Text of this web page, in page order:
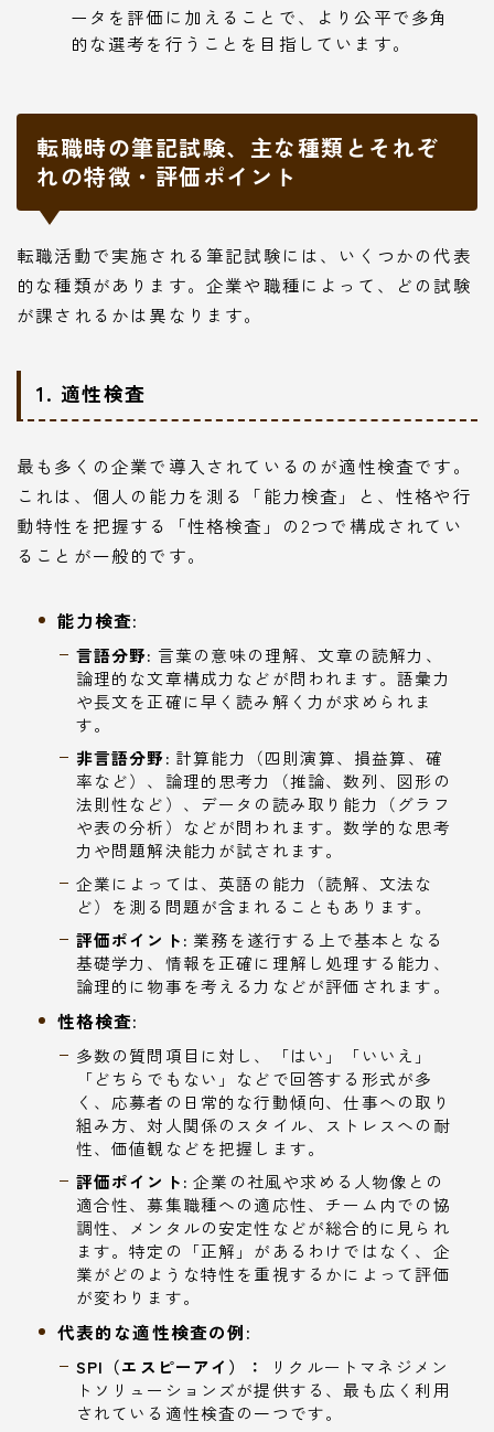
ータを評価に加えることで、より公平で多角
的な選考を行うことを目指しています。
転職時の筆記試験、主な種類とそれぞ
れの特徴・評価ポイント
転職活動で実施される筆記試験には、いくつかの代表
的な種類があります。企業や職種によって、どの試験
が課されるかは異なります。
1. 適性検査
最も多くの企業で導入されているのが適性検査です。
これは、個人の能力を測る「能力検査」と、性格や行
動特性を把握する「性格検査」の2つで構成されてい
ることが一般的です。
能力検査:
言語分野: 言葉の意味の理解、文章の読解力、
論理的な文章構成力などが問われます。語彙力
や長文を正確に早く読み解く力が求められま
す。
非言語分野: 計算能力（四則演算、損益算、確
率など）、論理的思考力（推論、数列、図形の
法則性など）、データの読み取り能力（グラフ
や表の分析）などが問われます。数学的な思考
力や問題解決能力が試されます。
企業によっては、英語の能力（読解、文法な
ど）を測る問題が含まれることもあります。
評価ポイント: 業務を遂行する上で基本となる
基礎学力、情報を正確に理解し処理する能力、
論理的に物事を考える力などが評価されます。
性格検査:
多数の質問項目に対し、「はい」「いいえ」
「どちらでもない」などで回答する形式が多
く、応募者の日常的な行動傾向、仕事への取り
組み方、対人関係のスタイル、ストレスへの耐
性、価値観などを把握します。
評価ポイント: 企業の社風や求める人物像との
適合性、募集職種への適応性、チーム内での協
調性、メンタルの安定性などが総合的に見られ
ます。特定の「正解」があるわけではなく、企
業がどのような特性を重視するかによって評価
が変わります。
代表的な適性検査の例:
SPI（エスピーアイ）：
リクルートマネジメン
トソリューションズが提供する、最も広く利用
されている適性検査の一つです。